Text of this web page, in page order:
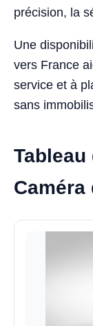
précision, la
Une
vers France
service et à
sans